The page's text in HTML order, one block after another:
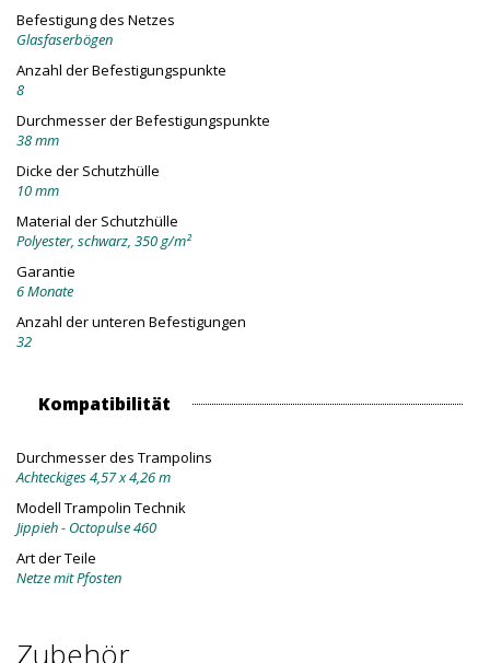
Befestigung des Netzes
Glasfaserbögen
Anzahl der Befestigungspunkte
8
Durchmesser der Befestigungspunkte
38 mm
Dicke der Schutzhülle
10 mm
Material der Schutzhülle
Polyester, schwarz, 350 g/m²
Garantie
6 Monate
Anzahl der unteren Befestigungen
32
Kompatibilität
Durchmesser des Trampolins
Achteckiges 4,57 x 4,26 m
Modell Trampolin Technik
Jippieh - Octopulse 460
Art der Teile
Netze mit Pfosten
Zubehör